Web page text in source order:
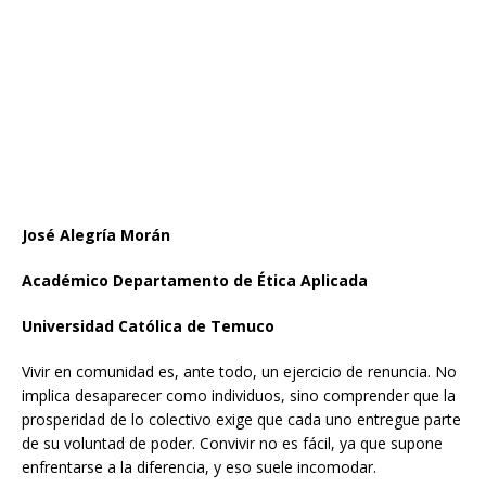
José Alegría Morán
Académico Departamento de Ética Aplicada
Universidad Católica de Temuco
Vivir en comunidad es, ante todo, un ejercicio de renuncia. No
implica desaparecer como individuos, sino comprender que la
prosperidad de lo colectivo exige que cada uno entregue parte
de su voluntad de poder. Convivir no es fácil, ya que supone
enfrentarse a la diferencia, y eso suele incomodar.